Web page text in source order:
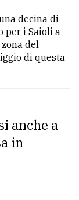
decina di
per i Saioli a
del
di questa
anche a
in